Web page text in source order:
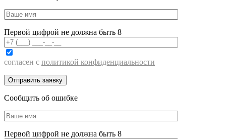
Первой цифрой не должна быть 8
согласен с политикой конфиденциальности
Сообщить об ошибке
Первой цифрой не должна быть 8